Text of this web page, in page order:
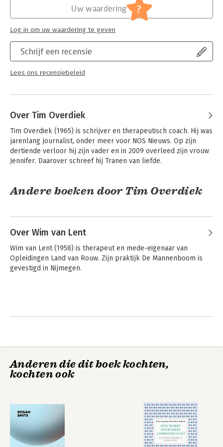
Schrijf een recensie
Lees ons recensiebeleid
Uw waardering ?
Log in om uw waardering te geven
Over Tim Overdiek
Tim Overdiek (1965) is schrijver en therapeutisch coach. Hij was
jarenlang journalist, onder meer voor NOS Nieuws. Op zijn
dertiende verloor hij zijn vader en in 2009 overleed zijn vrouw
Jennifer. Daarover schreef hij Tranen van liefde.
Andere boeken door Tim Overdiek
Zwijgende vaders
Bekijk alle boeken
Over Wim van Lent
Wim van Lent (1958) is therapeut en mede-eigenaar van
Opleidingen Land van Rouw. Zijn praktijk De Mannenboom is
gevestigd in Nijmegen.
Anderen die dit boek kochten,
kochten ook